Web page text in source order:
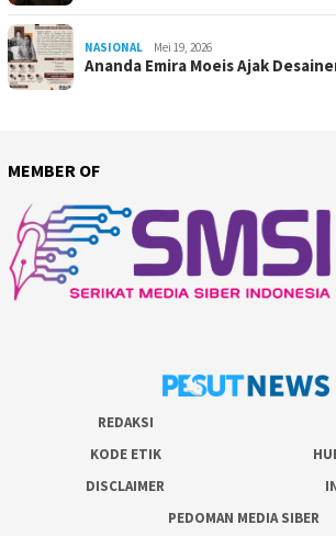
NASIONAL Mei 19, 2026
Ananda Emira Moeis Ajak
MEMBER OF
REDAKSI
KODE ETIK
DISCLAIMER
PEDOMAN MEDIA SIBER